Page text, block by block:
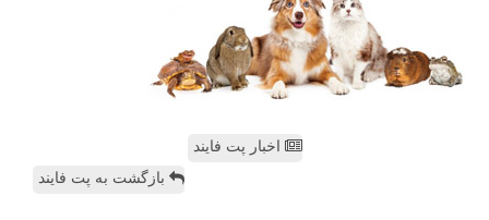
اخبار پت فایند
بازگشت به پت فایند